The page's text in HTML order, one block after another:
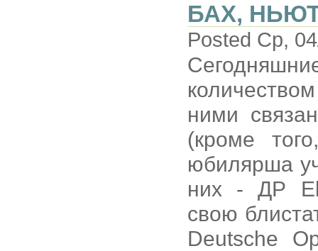
БАХ,
Posted Ср,
ними
(кроме
юбилярша
них - ДР
свою
Deutsche